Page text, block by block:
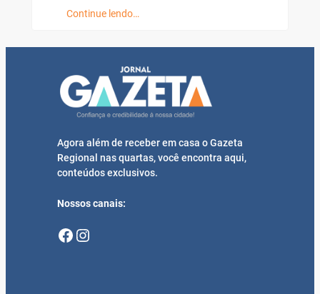
Continue lendo…
Agora além de receber em casa o Gazeta
Regional nas quartas, você encontra aqui,
conteúdos exclusivos.
Nossos canais:
Facebook Instagram